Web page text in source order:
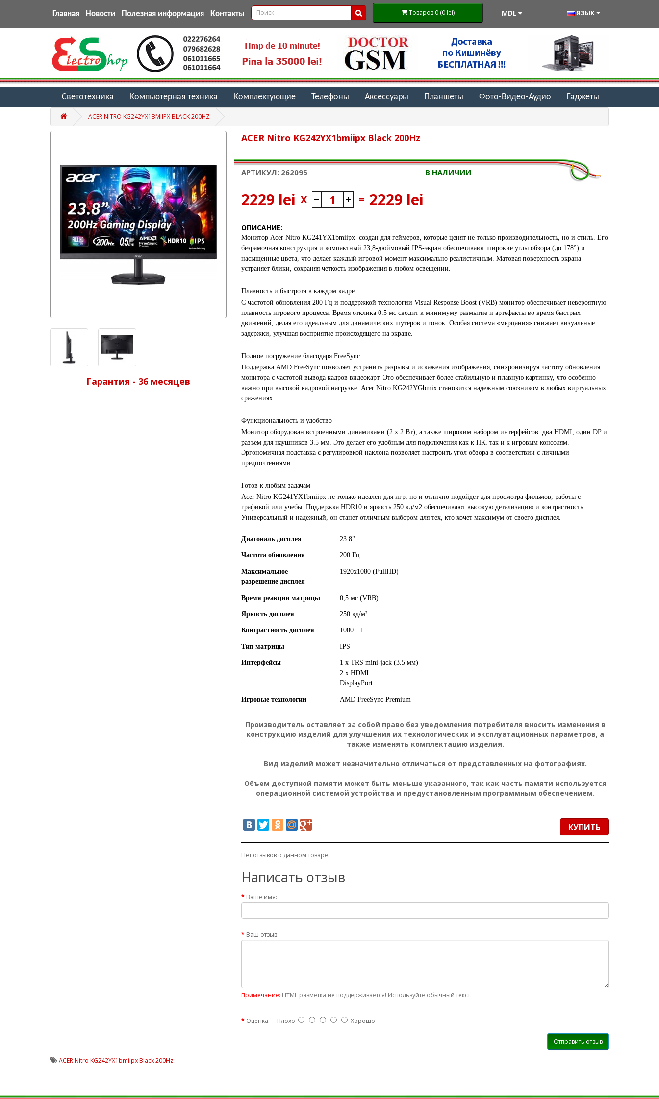
Главная Новости Полезная информация Контакты Товаров 0 (0 lei) MDL ЯЗЫК
Светотехника Компьютерная техника Комплектующие Телефоны Аксессуары Планшеты Фото-Видео-Аудио Гаджеты
ACER NITRO KG242YX1BMIIPX BLACK 200HZ
Гарантия - 36 месяцев
ACER Nitro KG242YX1bmiipx Black 200Hz
АРТИКУЛ: 262095 В НАЛИЧИИ
2229 lei X = 2229 lei
ОПИСАНИЕ:
Монитор Acer Nitro KG241YX1bmiipx создан для геймеров, которые ценят не только производительность, но и стиль. Его
безрамочная конструкция и компактный 23,8-дюймовый IPS-экран обеспечивают широкие углы обзора (до 178°) и
насыщенные цвета, что делает каждый игровой момент максимально реалистичным. Матовая поверхность экрана
устраняет блики, сохраняя четкость изображения в любом освещении.
Плавность и быстрота в каждом кадре
С частотой обновления 200 Гц и поддержкой технологии Visual Response Boost (VRB) монитор обеспечивает невероятную
плавность игрового процесса. Время отклика 0.5 мс сводит к минимуму размытие и артефакты во время быстрых
движений, делая его идеальным для динамических шутеров и гонок. Особая система «мерцания» снижает визуальные
задержки, улучшая восприятие происходящего на экране.
Полное погружение благодаря FreeSync
Поддержка AMD FreeSync позволяет устранить разрывы и искажения изображения, синхронизируя частоту обновления
монитора с частотой вывода кадров видеокарт. Это обеспечивает более стабильную и плавную картинку, что особенно
важно при высокой кадровой нагрузке. Acer Nitro KG242YGbmix становится надежным союзником в любых виртуальных
сражениях.
Функциональность и удобство
Монитор оборудован встроенными динамиками (2 x 2 Вт), а также широким набором интерфейсов: два HDMI, один DP и
разъем для наушников 3.5 мм. Это делает его удобным для подключения как к ПК, так и к игровым консолям.
Эргономичная подставка с регулировкой наклона позволяет настроить угол обзора в соответствии с личными
предпочтениями.
Готов к любым задачам
Acer Nitro KG241YX1bmiipx не только идеален для игр, но и отлично подойдет для просмотра фильмов, работы с
графикой или учебы. Поддержка HDR10 и яркость 250 кд/м2 обеспечивают высокую детализацию и контрастность.
Универсальный и надежный, он станет отличным выбором для тех, кто хочет максимум от своего дисплея.
Диагональ дисплея 23.8"
Частота обновления 200 Гц
Максимальное
разрешение дисплея
1920x1080 (FullHD)
Время реакции матрицы 0,5 мс (VRB)
Яркость дисплея 250 кд/м²
Контрастность дисплея 1000 : 1
Тип матрицы IPS
Интерфейсы
1 x TRS mini-jack (3.5 мм)
2 x HDMI
DisplayPort
Игровые технологии AMD FreeSync Premium
Производитель оставляет за собой право без уведомления потребителя вносить изменения в
конструкцию изделий для улучшения их технологических и эксплуатационных параметров, а
также изменять комплектацию изделия.
Вид изделий может незначительно отличаться от представленных на фотографиях.
Объем доступной памяти может быть меньше указанного, так как часть памяти используется
операционной системой устройства и предустановленным программным обеспечением.
КУПИТЬ
Нет отзывов о данном товаре.
Написать отзыв
Ваше имя:
Ваш отзыв:
Примечание: HTML разметка не поддерживается! Используйте обычный текст.
Оценка: Плохо Хорошо
Отправить отзыв
ACER Nitro KG242YX1bmiipx Black 200Hz